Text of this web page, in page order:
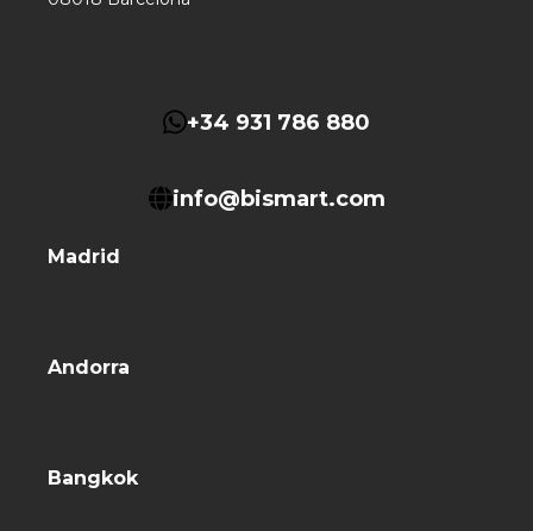
+34 931 786 880
info@bismart.com
Madrid
Andorra
Bangkok